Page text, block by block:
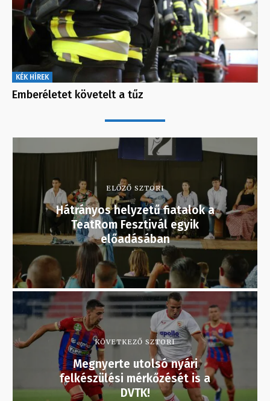
KÉK HÍREK
Emberéletet követelt a tűz
ELŐZŐ SZTORI
Hátrányos helyzetű fiatalok a
TeatRom Fesztivál egyik
előadásában
KÖVETKEZŐ SZTORI
Megnyerte utolsó nyári
felkészülési mérkőzését is a
DVTK!